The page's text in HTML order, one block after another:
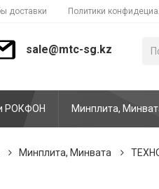
доставки Политики
sale@mtc-sg.kz
РОКФОН Минплита,
Минплита, Минвата